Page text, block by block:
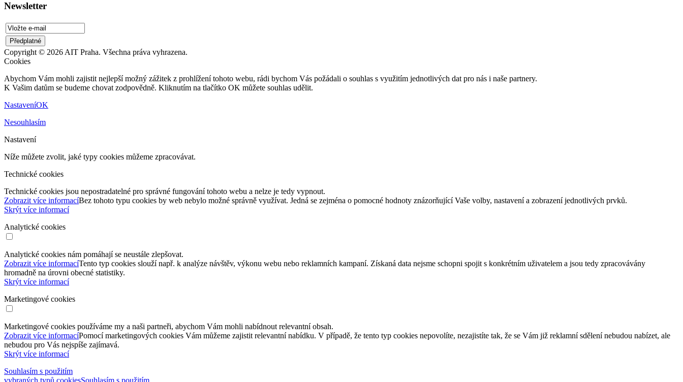
Newsletter
Copyright © 2026 AIT Praha. Všechna práva vyhrazena.
Cookies
Abychom Vám mohli zajistit nejlepší možný zážitek z prohlížení tohoto webu, rádi bychom Vás požádali o souhlas s využitím jednotlivých dat pro nás i naše partnery.
K Vašim datům se budeme chovat zodpovědně. Kliknutím na tlačítko OK můžete souhlas udělit.
NastaveníOK
Nesouhlasím
Nastavení
Níže můžete zvolit, jaké typy cookies můžeme zpracovávat.
Technické cookies
Technické cookies jsou nepostradatelné pro správné fungování tohoto webu a nelze je tedy vypnout.
Zobrazit více informacíBez tohoto typu cookies by web nebylo možné správně využívat. Jedná se zejména o pomocné hodnoty znázorňující Vaše volby, nastavení a zobrazení jednotlivých prvků.
Skrýt více informací
Analytické cookies
Analytické cookies nám pomáhají se neustále zlepšovat.
Zobrazit více informacíTento typ cookies slouží např. k analýze návštěv, výkonu webu nebo reklamních kampaní. Získaná data nejsme schopni spojit s konkrétním uživatelem a jsou tedy zpracovávány
hromadně na úrovni obecné statistiky.
Skrýt více informací
Marketingové cookies
Marketingové cookies používáme my a naši partneři, abychom Vám mohli nabídnout relevantní obsah.
Zobrazit více informacíPomocí marketingových cookies Vám můžeme zajistit relevantní nabídku. V případě, že tento typ cookies nepovolíte, nezajistíte tak, že se Vám již reklamní sdělení nebudou nabízet, ale
nebudou pro Vás nejspíše zajímavá.
Skrýt více informací
Souhlasím s použitím
vybraných typů cookiesSouhlasím s použitím